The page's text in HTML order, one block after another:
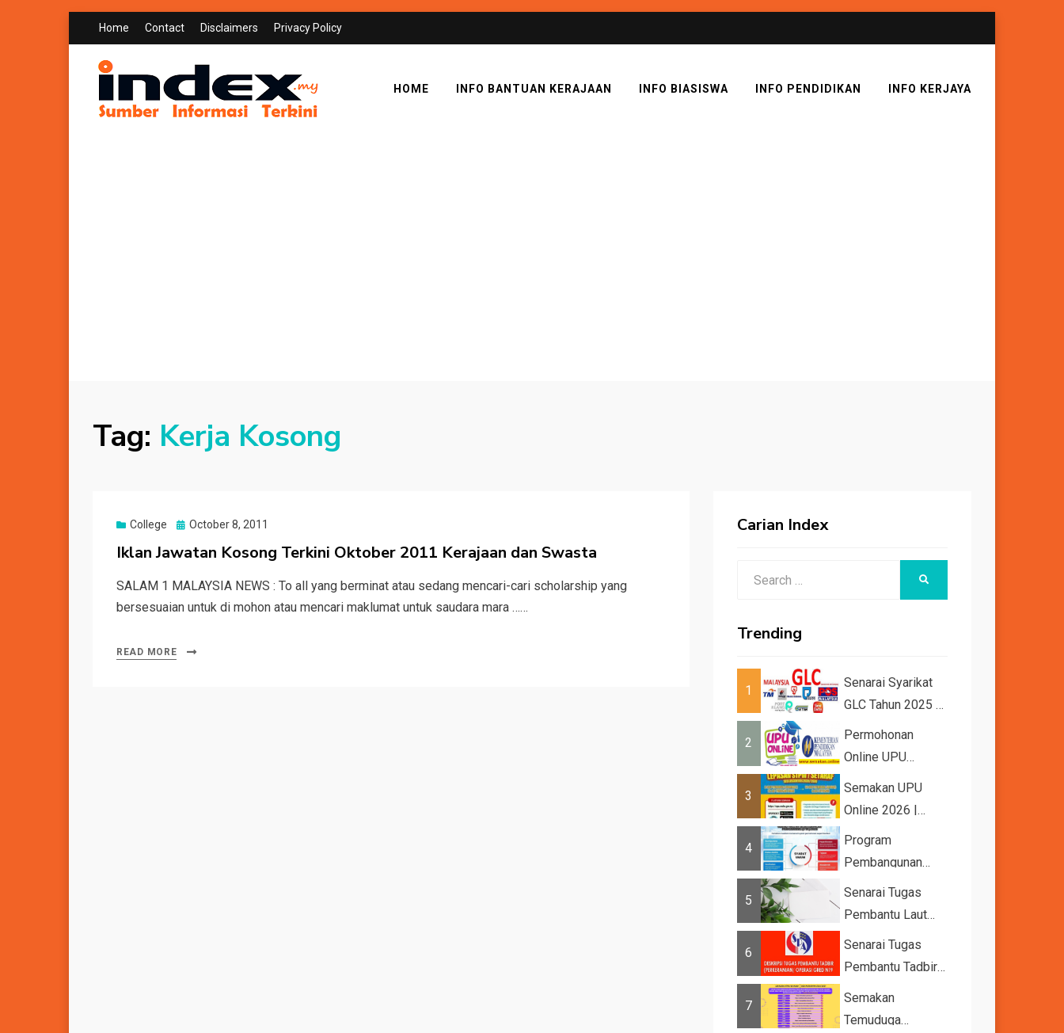
Home Contact Disclaimers Privacy Policy
HOME INFO BANTUAN KERAJAAN INFO BIASISWA INFO PENDIDIKAN INFO KERJAYA
Tag: Kerja Kosong
College
Posted
October 8, 2011
Iklan Jawatan Kosong Terkini Oktober 2011 Kerajaan dan Swasta
SALAM 1 MALAYSIA NEWS : To all yang berminat atau sedang mencari-cari scholarship yang
bersesuaian untuk di mohon atau mencari maklumat untuk saudara mara ……
READ MORE
Carian Index
Trending
1
Senarai Syarikat
GLC Tahun 2025 /
2026
2
Permohonan
Online UPU
2026/2027
3
Semakan UPU
Online 2026 |
Tawaran
Kemasukan ke
4
Program
Pembangunan
Bakat Muda (YTP)
MARA 2026 –
5
Senarai Tugas
Pembantu Laut
Gred A1
6
Senarai Tugas
Pembantu Tadbir
(Perkeranian/Operasi)
Gred N1
7
Semakan
Temuduga